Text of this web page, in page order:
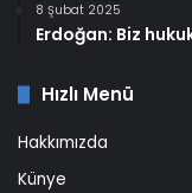
8 Şubat 2025
Erdoğan: Biz
Hızlı Menü
Hakkımızda
Künye